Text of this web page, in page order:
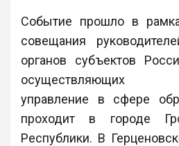
Событие прошло в
совещания
органов субъектов
осуществляющих
управление в сфере
проходит в городе
Республики. В